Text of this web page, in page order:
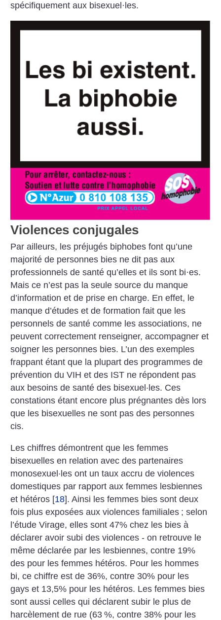
spécifiquement aux bisexuel · les.
Violences conjugales
Par ailleurs, les préjugés biphobes font qu’une
majorité de personnes bies ne dit pas aux
professionnels de santé qu’elles et ils sont bi·es.
Mais ce n’est pas la seule source du manque
d’information et de prise en charge. En effet, le
manque d’études et de formation fait que les
personnels de santé comme les associations, ne
peuvent correctement renseigner, accompagner et
soigner les personnes bies. L’un des exemples
frappant étant que la plupart des programmes de
prévention du VIH et des IST ne répondent pas
aux besoins de santé des bisexuel·les. Ces
constations étant encore plus prégnantes dès lors
que les bisexuelles ne sont pas des personnes
cis.
Les chiffres démontrent que les femmes
bisexuelles en relation avec des partenaires
monosexuel·les ont un taux accru de violences
domestiques par rapport aux femmes lesbiennes
et hétéros [18]. Ainsi les femmes bies sont deux
fois plus exposées aux violences familiales ; selon
l’étude Virage, elles sont 47% chez les bies à
déclarer avoir subi des violences - on retrouve le
même déclarée par les lesbiennes, contre 19%
des pour les femmes hétéros. Pour les hommes
bi, ce chiffre est de 36%, contre 30% pour les
gays et 13,5% pour les hétéros. Les femmes bies
sont aussi celles qui déclarent subir le plus de
harcèlement de rue (63 %, contre 38% pour les